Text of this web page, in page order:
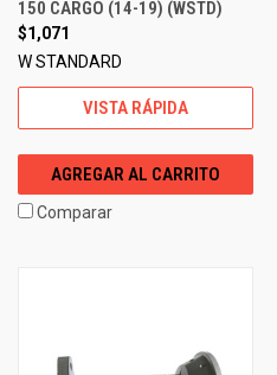
150 CARGO (14-19) (WSTD)
$1,071
W STANDARD
VISTA RÁPIDA
AGREGAR AL CARRITO
Comparar